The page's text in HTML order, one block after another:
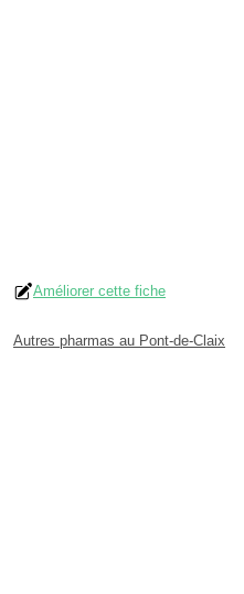
Améliorer cette fiche
Autres pharmas au Pont-de-Claix